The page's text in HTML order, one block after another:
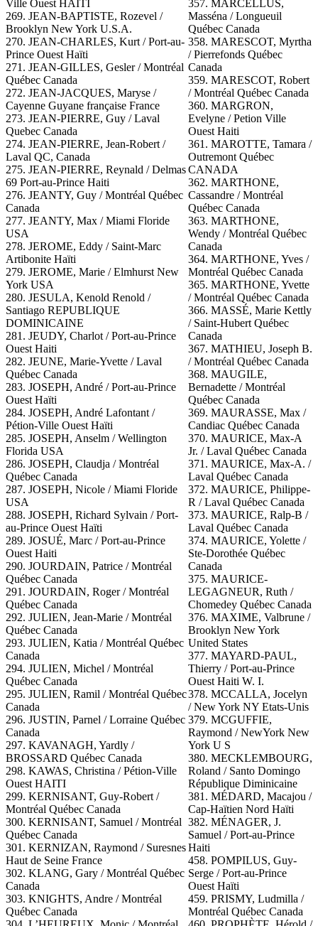
Ville Ouest HAITI
269. JEAN-BAPTISTE, Rozevel /
Brooklyn New York U.S.A.
270. JEAN-CHARLES, Kurt / Port-au-
Prince Ouest Haïti
271. JEAN-GILLES, Gesler / Montréal
Québec Canada
272. JEAN-JACQUES, Maryse /
Cayenne Guyane française France
273. JEAN-PIERRE, Guy / Laval
Quebec Canada
274. JEAN-PIERRE, Jean-Robert /
Laval QC, Canada
275. JEAN-PIERRE, Reynald / Delmas
69 Port-au-Prince Haiti
276. JEANTY, Guy / Montréal Québec
Canada
277. JEANTY, Max / Miami Floride
USA
278. JEROME, Eddy / Saint-Marc
Artibonite Haïti
279. JEROME, Marie / Elmhurst New
York USA
280. JESULA, Kenold Renold /
Santiago REPUBLIQUE
DOMINICAINE
281. JEUDY, Charlot / Port-au-Prince
Ouest Haiti
282. JEUNE, Marie-Yvette / Laval
Québec Canada
283. JOSEPH, André / Port-au-Prince
Ouest Haïti
284. JOSEPH, André Lafontant /
Pétion-Ville Ouest Haïti
285. JOSEPH, Anselm / Wellington
Florida USA
286. JOSEPH, Claudja / Montréal
Québec Canada
287. JOSEPH, Nicole / Miami Floride
USA
288. JOSEPH, Richard Sylvain / Port-
au-Prince Ouest Haïti
289. JOSUÉ, Marc / Port-au-Prince
Ouest Haiti
290. JOURDAIN, Patrice / Montréal
Québec Canada
291. JOURDAIN, Roger / Montréal
Québec Canada
292. JULIEN, Jean-Marie / Montréal
Québec Canada
293. JULIEN, Katia / Montréal Québec
Canada
294. JULIEN, Michel / Montréal
Québec Canada
295. JULIEN, Ramil / Montréal Québec
Canada
296. JUSTIN, Parnel / Lorraine Québec
Canada
297. KAVANAGH, Yardly /
BROSSARD Québec Canada
298. KAWAS, Christina / Pétion-Ville
Ouest HAITI
299. KERNISANT, Guy-Robert /
Montréal Québec Canada
300. KERNISANT, Samuel / Montréal
Québec Canada
301. KERNIZAN, Raymond / Suresnes
Haut de Seine France
302. KLANG, Gary / Montréal Québec
Canada
303. KNIGHTS, Andre / Montréal
Québec Canada
357. MARCELLUS,
Masséna / Longueuil
Québec Canada
358. MARESCOT, Myrtha
/ Pierrefonds Québec
Canada
359. MARESCOT, Robert
/ Montréal Québec Canada
360. MARGRON,
Evelyne / Petion Ville
Ouest Haiti
361. MAROTTE, Tamara /
Outremont Québec
CANADA
362. MARTHONE,
Cassandre / Montréal
Québec Canada
363. MARTHONE,
Wendy / Montréal Québec
Canada
364. MARTHONE, Yves /
Montréal Québec Canada
365. MARTHONE, Yvette
/ Montréal Québec Canada
366. MASSÉ, Marie Kettly
/ Saint-Hubert Québec
Canada
367. MATHIEU, Joseph B.
/ Montréal Québec Canada
368. MAUGILE,
Bernadette / Montréal
Québec Canada
369. MAURASSE, Max /
Candiac Québec Canada
370. MAURICE, Max-A
Jr. / Laval Québec Canada
371. MAURICE, Max-A. /
Laval Québec Canada
372. MAURICE, Philippe-
R / Laval Québec Canada
373. MAURICE, Ralp-B /
Laval Québec Canada
374. MAURICE, Yolette /
Ste-Dorothée Québec
Canada
375. MAURICE-
LEGAGNEUR, Ruth /
Chomedey Québec Canada
376. MAXIME, Valbrune /
Brooklyn New York
United States
377. MAYARD-PAUL,
Thierry / Port-au-Prince
Ouest Haiti W. I.
378. MCCALLA, Jocelyn
/ New York NY Etats-Unis
379. MCGUFFIE,
Raymond / NewYork New
York U S
380. MECKLEMBOURG,
Roland / Santo Domingo
République Diminicaine
381. MÉDARD, Macajou /
Cap-Haïtien Nord Haïti
382. MÉNAGER, J.
Samuel / Port-au-Prince
Haiti
458. POMPILUS, Guy-
Serge / Port-au-Prince
Ouest Haïti
459. PRISMY, Ludmilla /
Montréal Québec Canada